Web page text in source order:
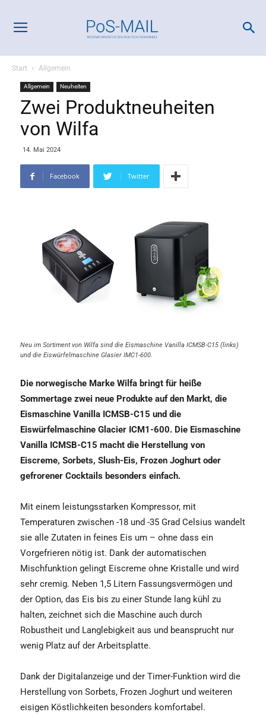
Start Allgemein
Allgemein Neuheiten
Zwei Produktneuheiten
von Wilfa
14. Mai 2024
Facebook Twitter
Neu im Sortiment von Wilfa sind die Eismaschine Vanilla ICMSB-C15 (links)
und die Eiswürfelmaschine Glasier IMC1-600.
Die norwegische Marke Wilfa bringt für heiße
Sommertage zwei neue Produkte auf den Markt, die
Eismaschine Vanilla ICMSB-C15 und die
Eiswürfelmaschine Glacier ICM1-600. Die Eismaschine
Vanilla ICMSB-C15 macht die Herstellung von
Eiscreme, Sorbets, Slush-Eis, Frozen Joghurt oder
gefrorener Cocktails besonders einfach.
Mit einem leistungsstarken Kompressor, mit
Temperaturen zwischen -18 und -35 Grad Celsius wandelt
sie alle Zutaten in feines Eis um – ohne dass ein
Vorgefrieren nötig ist. Dank der automatischen
Mischfunktion gelingt Eiscreme ohne Kristalle und wird
sehr cremig. Neben 1,5 Litern Fassungsvermögen und
der Option, das Eis bis zu einer Stunde lang kühl zu
halten, zeichnet sich die Maschine auch durch
Robustheit und Langlebigkeit aus und beansprucht nur
wenig Platz auf der Arbeitsplatte.
Dank der Digitalanzeige und der Timer-Funktion wird die
Herstellung von Sorbets, Frozen Joghurt und weiteren
eisigen Köstlichkeiten besonders komfortabel.